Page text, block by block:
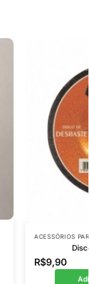
ACESSÓRIOS
R$9,90